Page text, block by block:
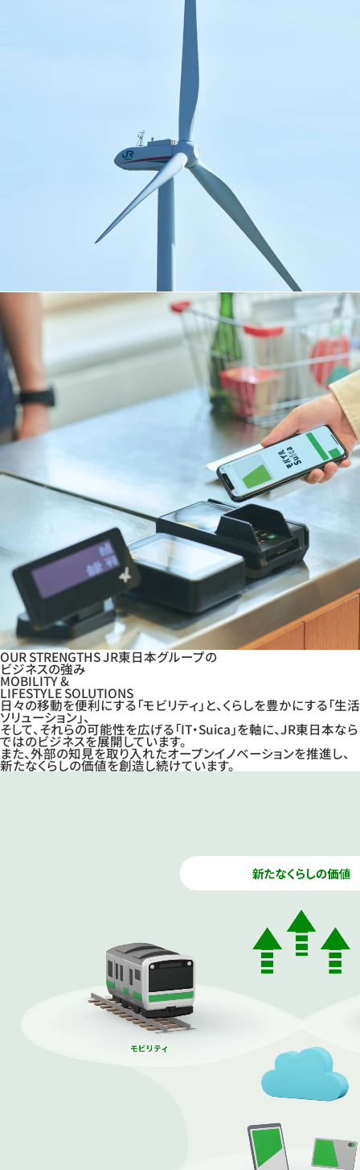
OUR STRENGTHSJR東日本グループの
ビジネスの強み
MOBILITY &
LIFESTYLE SOLUTIONS
日々の移動を便利にする「モビリティ」と、くらしを豊かにする「生活
ソリューション」、
そして、それらの可能性を広げる「IT・Suica 」を軸に、JR東日本なら
ではのビジネスを展開しています。
また、外部の知見を取り入れたオープンイノベーションを推進し、
新たなくらしの価値を創造し続けています。